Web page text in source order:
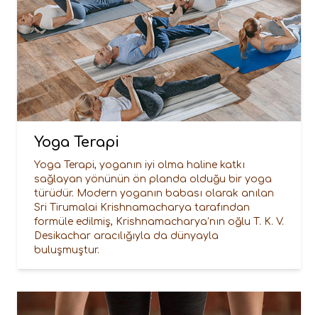
Yoga Terapi
Yoga Terapi, yoganın iyi olma haline katkı
sağlayan yönünün ön planda olduğu bir yoga
türüdür. Modern yoganın babası olarak anılan
Sri Tirumalai Krishnamacharya tarafından
formüle edilmiş, Krishnamacharya’nın oğlu T. K. V.
Desikachar aracılığıyla da dünyayla
buluşmuştur.